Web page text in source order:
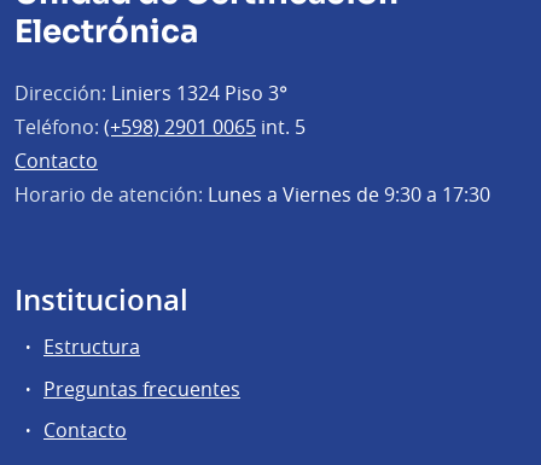
Electrónica
Dirección: Liniers 1324 Piso 3°
Teléfono: (+598) 2901 0065 int. 5
Contacto
Horario de atención: Lunes a Viernes de 9:30 a 17:30
Institucional
Estructura
Preguntas frecuentes
Contacto